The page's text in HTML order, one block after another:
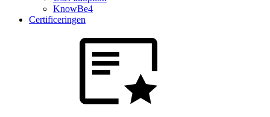
KnowBe4
Certificeringen